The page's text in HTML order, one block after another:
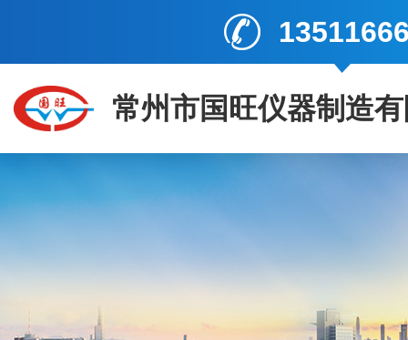
常州市国旺仪器制造